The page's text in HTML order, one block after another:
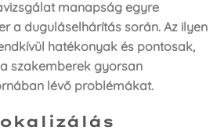
manapság egyre
a duguláselhárítás során. Az ilyen
hatékonyak és pontosak,
szakemberek gyorsan
lévő problémákat.